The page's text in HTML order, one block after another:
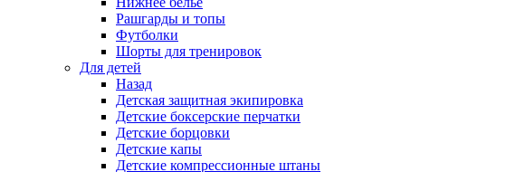
Рашгарды и топы
Футболки
Шорты для тренировок
Для детей
Назад
Детская защитная экипировка
Детские боксерские перчатки
Детские борцовки
Детские капы
Детские компрессионные штаны